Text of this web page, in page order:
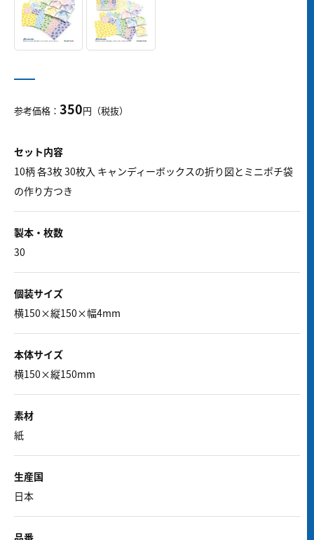
参考価格： 350円（税抜）
セット内容
10柄 各3枚 30枚入 キャンディーボックスの折り図とミニポチ袋
の作り方つき
製本・枚数
30
個装サイズ
横150×縦150×幅4mm
本体サイズ
横150×縦150mm
素材
紙
生産国
日本
品番